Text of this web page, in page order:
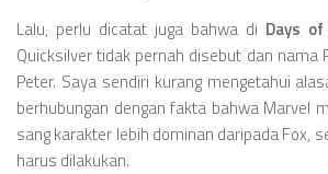
Lalu, perlu dicatat juga bahwa di Days
Quicksilver tidak pernah disebut dan nama
Peter. Saya sendiri kurang mengetahui
berhubungan dengan fakta bahwa Marvel
sang karakter lebih dominan daripada Fox,
harus dilakukan.